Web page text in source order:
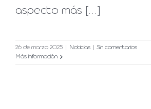
aspecto más [...]
26 de marzo 2025 Noticias
Sin comentarios
Más información